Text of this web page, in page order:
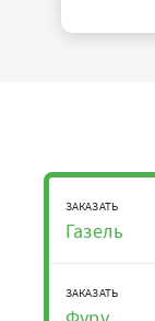
ЗАКАЗАТЬ
Газель
ЗАКАЗАТЬ